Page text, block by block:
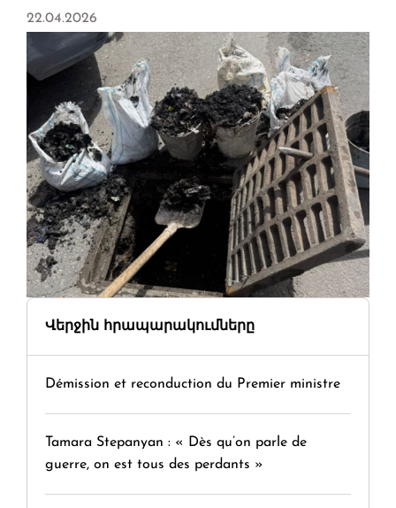
22.04.2026
Վերջին հրապարակումները
Démission et reconduction du Premier ministre
Tamara Stepanyan : « Dès qu’on parle de
guerre, on est tous des perdants »